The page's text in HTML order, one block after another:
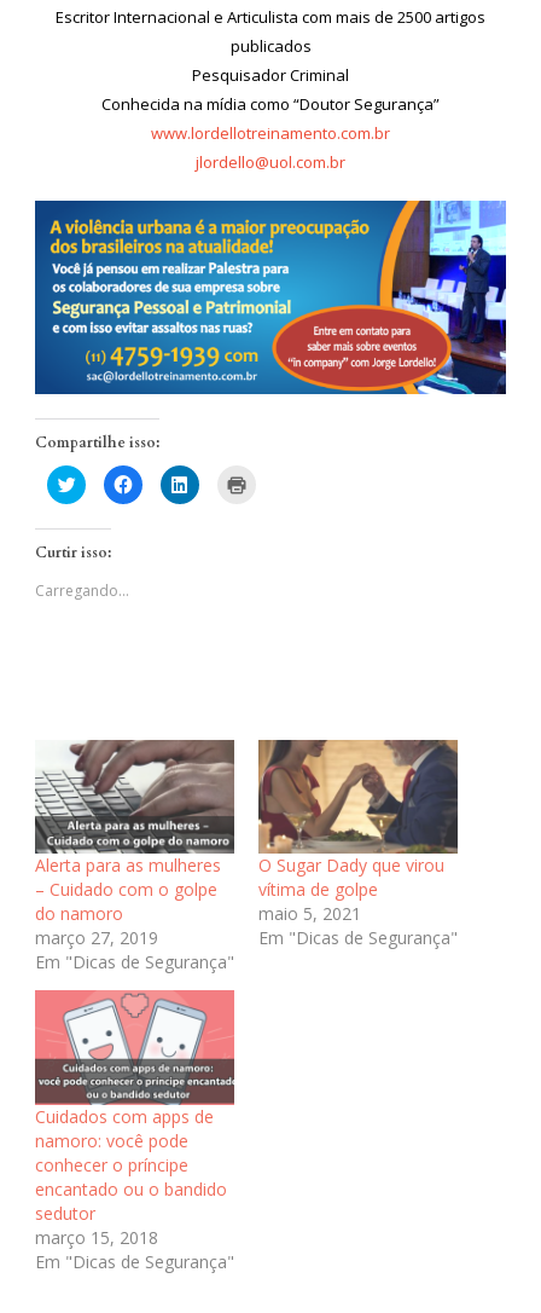
Escritor Internacional e Articulista com mais de 2500 artigos
publicados
Pesquisador Criminal
Conhecida na mídia como “Doutor Segurança”
www.lordellotreinamento.com.br
jlordello@uol.com.br
Compartilhe isso:
Clique
para
compartilhar
no
em
janela)
Clique
para
compartilhar
Clique
para
Curtir isso:
Carregando...
Alerta para as mulheres
– Cuidado com o golpe
do namoro
março 27, 2019
Em "Dicas de Segurança"
O Sugar Dady que virou
vítima de golpe
maio 5, 2021
Em "Dicas de Segurança"
Cuidados com apps de
namoro: você pode
conhecer o príncipe
encantado ou o bandido
sedutor
março 15, 2018
Em "Dicas de Segurança"